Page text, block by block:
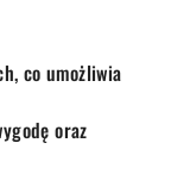
co umożliwia
oraz